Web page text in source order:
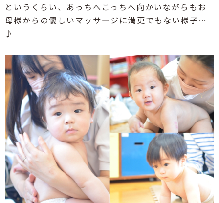
というくらい、あっちへこっちへ向かいながらもお
母様からの優しいマッサージに満更でもない様子…
♪